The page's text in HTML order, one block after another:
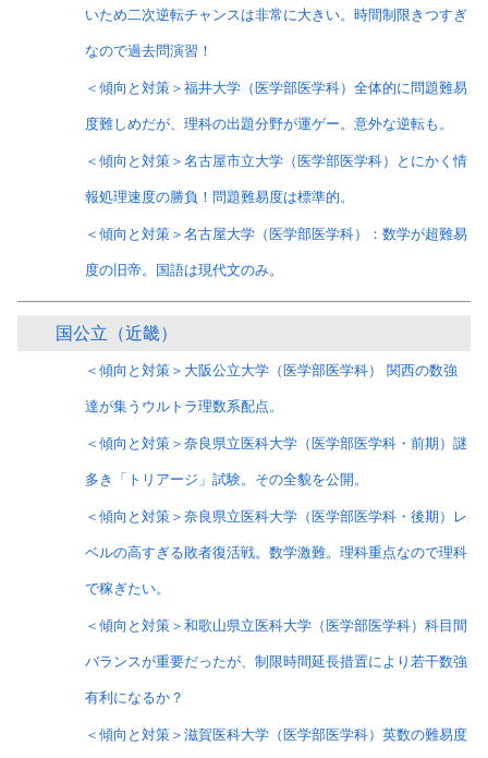
いため二次逆転チャンスは非常に大きい。時間制限きつすぎ
なので過去問演習！
＜傾向と対策＞福井大学（医学部医学科）全体的に問題難易
度難しめだが、理科の出題分野が運ゲー。意外な逆転も。
＜傾向と対策＞名古屋市立大学（医学部医学科）とにかく情
報処理速度の勝負！問題難易度は標準的。
＜傾向と対策＞名古屋大学（医学部医学科）：数学が超難易
度の旧帝。国語は現代文のみ。
国公立（近畿）
＜傾向と対策＞大阪公立大学（医学部医学科） 関西の数強
達が集うウルトラ理数系配点。
＜傾向と対策＞奈良県立医科大学（医学部医学科・前期）謎
多き「トリアージ」試験。その全貌を公開。
＜傾向と対策＞奈良県立医科大学（医学部医学科・後期）レ
ベルの高すぎる敗者復活戦。数学激難。理科重点なので理科
で稼ぎたい。
＜傾向と対策＞和歌山県立医科大学（医学部医学科）科目間
バランスが重要だったが、制限時間延長措置により若干数強
有利になるか？
＜傾向と対策＞滋賀医科大学（医学部医学科）英数の難易度